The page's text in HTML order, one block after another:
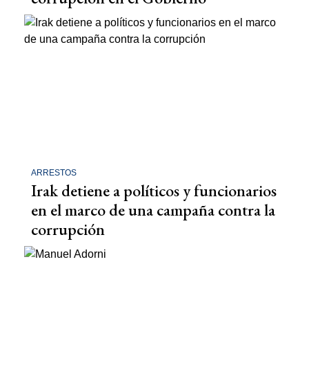
ARRESTOS
Irak detiene a políticos y funcionarios
en el marco de una campaña contra la
corrupción